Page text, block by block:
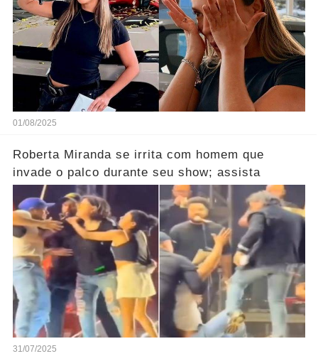
01/08/2025
Roberta Miranda se irrita com homem que
invade o palco durante seu show; assista
31/07/2025